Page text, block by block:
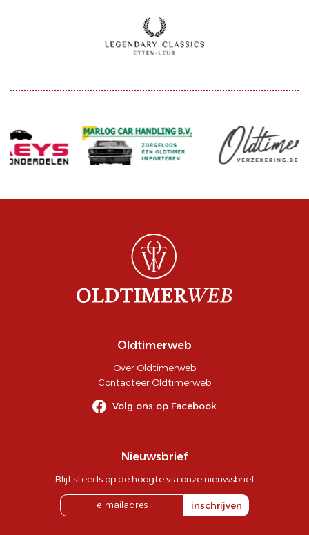
Oldtimerweb
Over Oldtimerweb
Contacteer Oldtimerweb
Volg ons op Facebook
Nieuwsbrief
Blijf steeds op de hoogte via onze nieuwsbrief
inschrijven